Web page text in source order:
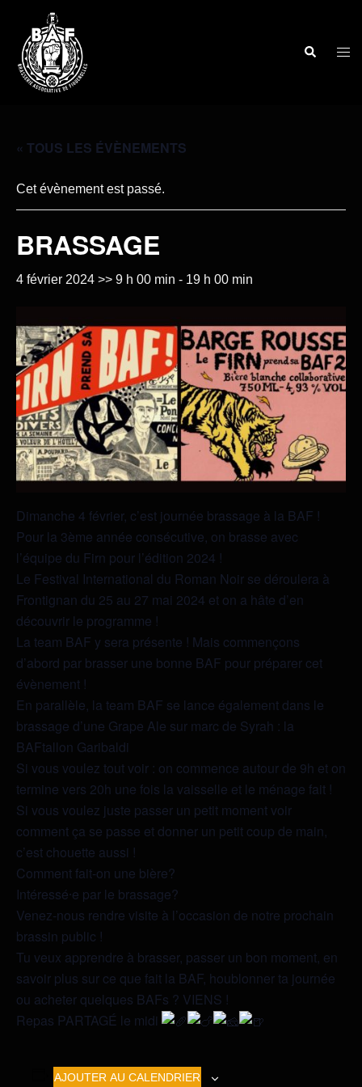
« TOUS LES ÉVÈNEMENTS
Cet évènement est passé.
BRASSAGE
4 février 2024 >> 9 h 00 min - 19 h 00 min
Dimanche 4 février, c’est journée brassage à la BAF !
Pour la 3ème année consécutive, on brasse avec
l’équipe du Firn pour l’édition 2024 !
Le Festival International du Roman Noir se déroulera à
Frontignan du 25 au 27 mai 2024 et on a hâte d’en
découvrir le programme !
La team BAF y sera présente ! Mais commençons
d’abord par brasser une bonne BAF pour préparer cet
évènement !
En parallèle, la team BAF se lance également dans le
brassage d’une Grape Ale sur marc de Syrah : la
BAFtallon Garibaldi
Si vous voulez tout voir : on commence autour de 9h et on
termine vers 20h une fois la vaisselle et le ménage fait !
Si vous voulez juste passer un petit moment voir
comment ça se passe et donner un petit coup de main,
c’est chouette aussi !
Comment fait-on une bière?
Intéressé⸱e par le brassage?
Venez-nous rendre visite à l’occasion de notre prochain
brassin public !
Tu veux apprendre à brasser, passer un bon moment, en
savoir plus sur ce que fait la BAF, houblonner ta journée
ou acheter quelques BAFs ? VIENS !
Repas PARTAGÉ le midi
AJOUTER AU CALENDRIER